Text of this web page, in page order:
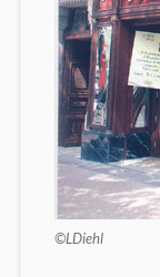
©LDiehl